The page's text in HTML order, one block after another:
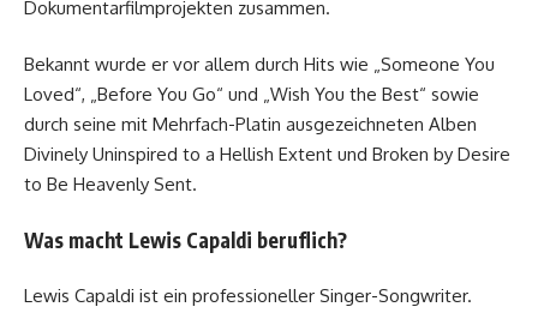
Dokumentarfilmprojekten zusammen.
Bekannt wurde er vor allem durch Hits wie „Someone You
Loved“, „Before You Go“ und „Wish You the Best“ sowie
durch seine mit Mehrfach-Platin ausgezeichneten Alben
Divinely Uninspired to a Hellish Extent und Broken by Desire
to Be Heavenly Sent.
Was macht Lewis Capaldi beruflich?
Lewis Capaldi ist ein professioneller Singer-Songwriter.